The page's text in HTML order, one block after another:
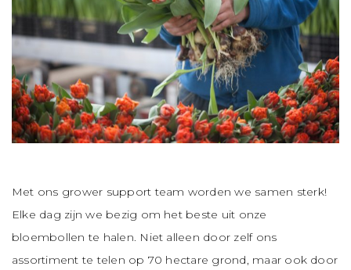
Met ons grower support team worden we samen sterk!
Elke dag zijn we bezig om het beste uit onze
bloembollen te halen. Niet alleen door zelf ons
assortiment te telen op 70 hectare grond, maar ook door